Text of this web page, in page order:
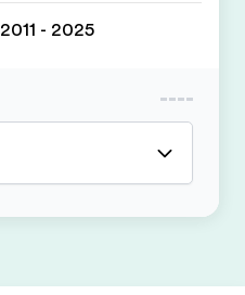
2011 - 2025